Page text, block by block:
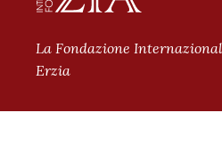
La Fondazione
Erzia